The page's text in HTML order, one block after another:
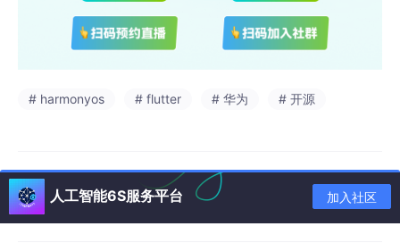
# harmonyos # flutter # 华为 # 开源
人工智能6S服务平台 加入社区